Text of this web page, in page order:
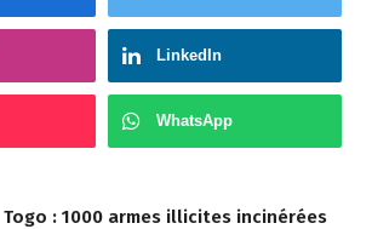
LinkedIn
WhatsApp
Togo : 1000 armes illicites incinérées